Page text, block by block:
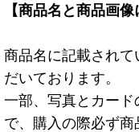
【商品名と商品画像
商品名に記載され
だいております。
一部、写真とカー
で、購入の際必ず商